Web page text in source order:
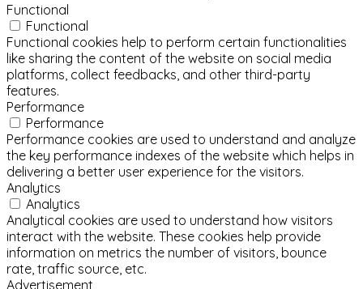
Functional
Functional
Functional cookies help to perform certain functionalities
like sharing the content of the website on social media
platforms, collect feedbacks, and other third-party
features.
Performance
Performance
Performance cookies are used to understand and analyze
the key performance indexes of the website which helps in
delivering a better user experience for the visitors.
Analytics
Analytics
Analytical cookies are used to understand how visitors
interact with the website. These cookies help provide
information on metrics the number of visitors, bounce
rate, traffic source, etc.
Advertisement